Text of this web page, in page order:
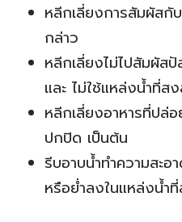
หลีกเลี่ยงการสัมผัสกั
กล่าว
หลีกเลี่ยงไม่ไปสัมผัส
และ ไม่ใช้แหล่งน้ำที่ส
หลีกเลี่ยงอาหารที่ปล่
ปกปิด เป็นต้น
รีบอาบน้ำทำความสะอ
หรือย่ำลงในแหล่งน้ำ